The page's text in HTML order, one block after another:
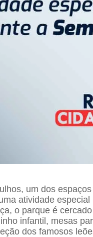
um dos
atividade
o parque é
infantil, mesas
dos famosos